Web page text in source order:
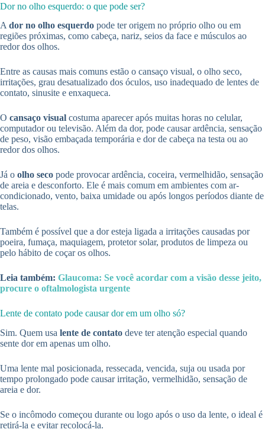
Dor no olho esquerdo: o que pode ser?
A dor no olho esquerdo pode ter origem no próprio olho ou em
regiões próximas, como cabeça, nariz, seios da face e músculos ao
redor dos olhos.
Entre as causas mais comuns estão o cansaço visual, o olho seco,
irritações, grau desatualizado dos óculos, uso inadequado de lentes de
contato, sinusite e enxaqueca.
O cansaço visual costuma aparecer após muitas horas no celular,
computador ou televisão. Além da dor, pode causar ardência, sensação
de peso, visão embaçada temporária e dor de cabeça na testa ou ao
redor dos olhos.
Já o olho seco pode provocar ardência, coceira, vermelhidão, sensação
de areia e desconforto. Ele é mais comum em ambientes com ar-
condicionado, vento, baixa umidade ou após longos períodos diante de
telas.
Também é possível que a dor esteja ligada a irritações causadas por
poeira, fumaça, maquiagem, protetor solar, produtos de limpeza ou
pelo hábito de coçar os olhos.
Leia também: Glaucoma: Se você acordar com a visão desse jeito,
procure o oftalmologista urgente
Lente de contato pode causar dor em um olho só?
Sim. Quem usa lente de contato deve ter atenção especial quando
sente dor em apenas um olho.
Uma lente mal posicionada, ressecada, vencida, suja ou usada por
tempo prolongado pode causar irritação, vermelhidão, sensação de
areia e dor.
Se o incômodo começou durante ou logo após o uso da lente, o ideal é
retirá-la e evitar recolocá-la.